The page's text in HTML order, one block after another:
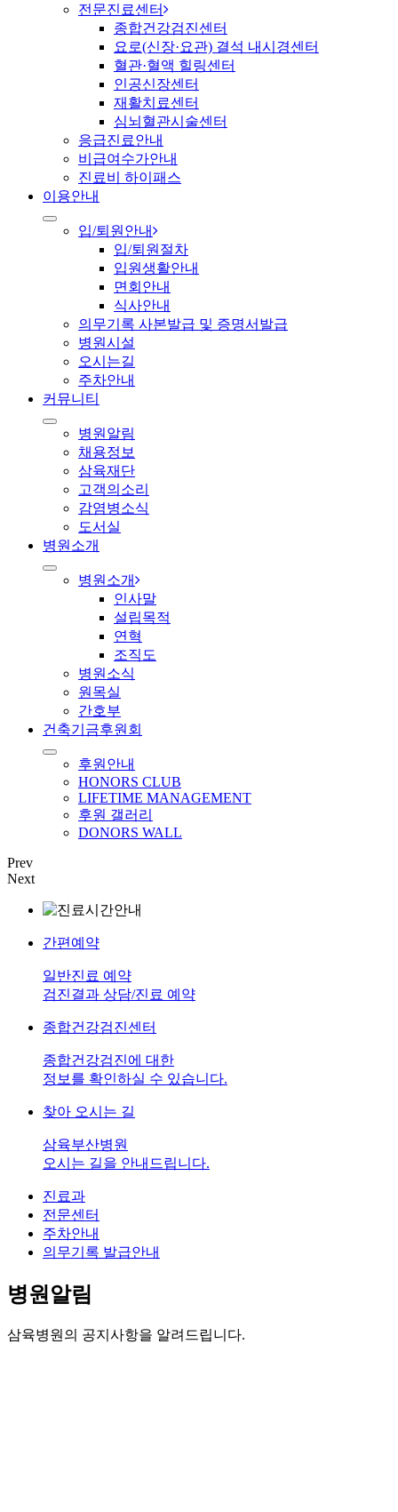
전문진료센터
종합건강검진센터
요로(신장·요관) 결석 내시경센터
혈관·혈액 힐링센터
인공신장센터
재활치료센터
심뇌혈관시술센터
응급진료안내
비급여수가안내
진료비 하이패스
이용안내
입/퇴원안내
입/퇴원절차
입원생활안내
면회안내
식사안내
의무기록 사본발급 및 증명서발급
병원시설
오시는길
주차안내
커뮤니티
병원알림
채용정보
삼육재단
고객의소리
감염병소식
도서실
병원소개
병원소개
인사말
설립목적
연혁
조직도
병원소식
원목실
간호부
건축기금후원회
후원안내
HONORS CLUB
LIFETIME MANAGEMENT
후원 갤러리
DONORS WALL
Prev
Next
간편예약
일반진료 예약
검진결과 상담/진료 예약
종합건강검진센터
종합건강검진에 대한
정보를 확인하실 수 있습니다.
찾아 오시는 길
삼육부산병원
오시는 길을 안내드립니다.
진료과
전문센터
주차안내
의무기록 발급안내
병원알림
삼육병원의 공지사항을 알려드립니다.